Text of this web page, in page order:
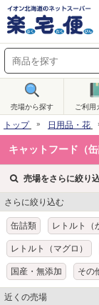
売場から探す ご利用
トップ 日用品・花
キャットフード（缶
売場をさらに絞り
さらに絞り込む
缶詰類 レトルト（
レトルト（マグロ）
国産・無添加 その
近くの売場